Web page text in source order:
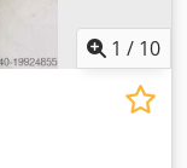
1 / 10